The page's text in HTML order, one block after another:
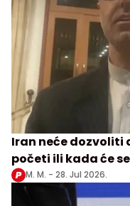
Iran neće dozvoliti
početi ili kada će
M. M. - 28. Jul 2026.